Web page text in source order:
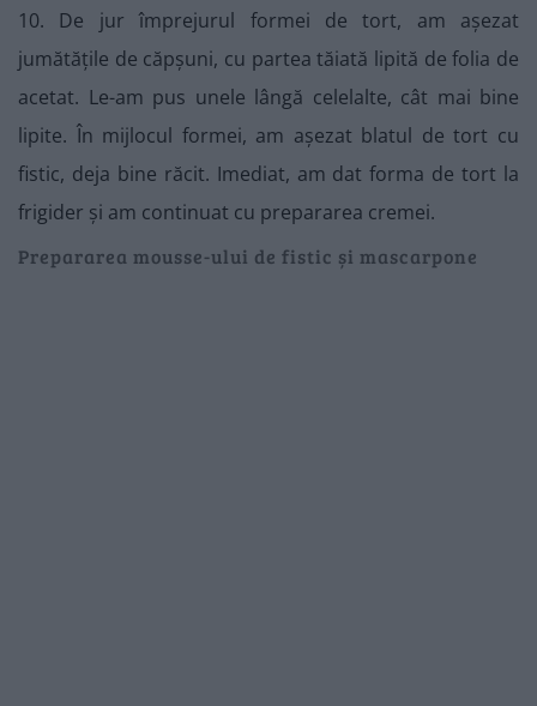
10. De jur împrejurul formei de tort, am așezat
jumătățile de căpșuni, cu partea tăiată lipită de folia de
acetat. Le-am pus unele lângă celelalte, cât mai bine
lipite. În mijlocul formei, am așezat blatul de tort cu
fistic, deja bine răcit. Imediat, am dat forma de tort la
frigider și am continuat cu prepararea cremei.
Prepararea mousse-ului de fistic și mascarpone